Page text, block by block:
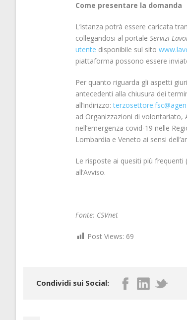
Come presentare la domanda
L’istanza potrà essere caricata
collegandosi al portale Servizi
utente disponibile sul sito
piattaforma possono essere
Per quanto riguarda gli aspetti
antecedenti alla chiusura dei
all’indirizzo:
ad Organizzazioni di volontariato,
nell’emergenza covid-19 nelle
Lombardia e Veneto ai sensi
Le risposte ai quesiti più
all’Avviso.
Fonte: CSVnet
Post Views: 69
Condividi sui Social: